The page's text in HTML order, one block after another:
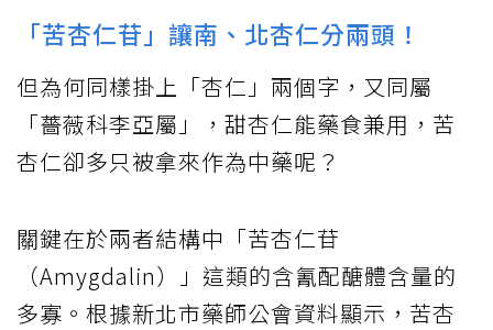
「苦杏仁苷」讓南、北杏仁分兩頭！
但為何同樣掛上「杏仁」兩個字，又同屬
「薔薇科李亞屬」，甜杏仁能藥食兼用，苦
杏仁卻多只被拿來作為中藥呢？
關鍵在於兩者結構中「苦杏仁苷
（Amygdalin）」這類的含氰配醣體含量的
多寡。根據新北市藥師公會資料顯示，苦杏